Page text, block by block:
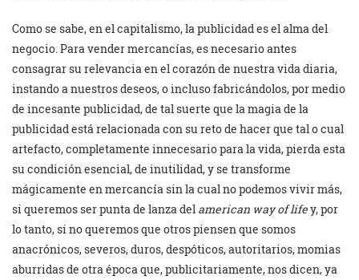
Como se sabe, en el capitalismo, la publicidad es el alma del
negocio. Para vender mercancías, es necesario antes
consagrar su relevancia en el corazón de nuestra vida diaria,
instando a nuestros deseos, o incluso fabricándolos, por medio
de incesante publicidad, de tal suerte que la magia de la
publicidad está relacionada con su reto de hacer que tal o cual
artefacto, completamente innecesario para la vida, pierda esta
su condición esencial, de inutilidad, y se transforme
mágicamente en mercancía sin la cual no podemos vivir más,
si queremos ser punta de lanza del american way of lifey, por
lo tanto, si no queremos que otros piensen que somos
anacrónicos, severos, duros, despóticos, autoritarios, momias
aburridas de otra época que, publicitariamente, nos dicen, ya